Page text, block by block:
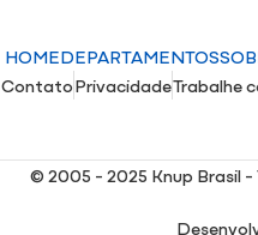
HOMEDEPARTAMENTOS
ContatoPrivacidadeTrabalhe
© 2005 - 2025 Knup Brasil